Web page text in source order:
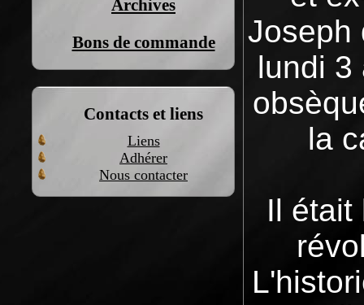
Archives
Bons de commande
Contacts et liens
Liens
Adhérer
Nous contacter
Joseph
lundi 3
la
Il était